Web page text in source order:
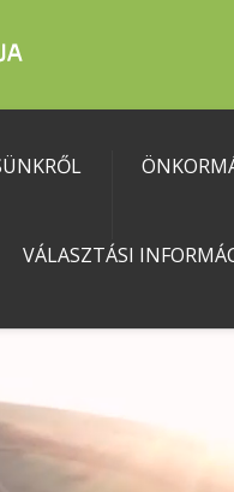
VÁLASZTÁSI